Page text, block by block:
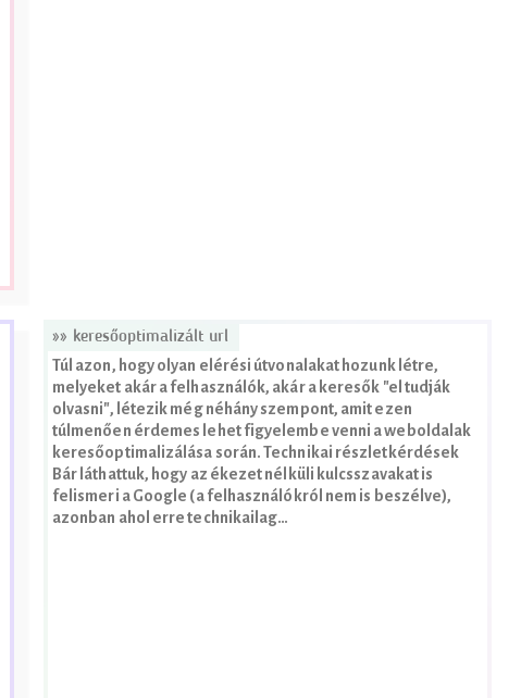
»» keresőoptimalizált url
Túl azon, hogy olyan elérési útvonalakat hozunk létre,
melyeket akár a felhasználók, akár a keresők "el tudják
olvasni", létezik még néhány szempont, amit ezen
túlmenően érdemes lehet figyelembe venni a weboldalak
keresőoptimalizálása során. Technikai részletkérdések
Bár láthattuk, hogy az ékezet nélküli kulcsszavakat is
felismeri a Google (a felhasználókról nem is beszélve),
azonban ahol erre technikailag…